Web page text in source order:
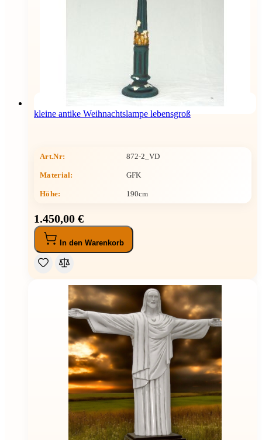
kleine antike Weihnachtslampe lebensgroß
Art.Nr: 872-2_VD
Material: GFK
Höhe: 190cm
1.450,00 €
In den Warenkorb